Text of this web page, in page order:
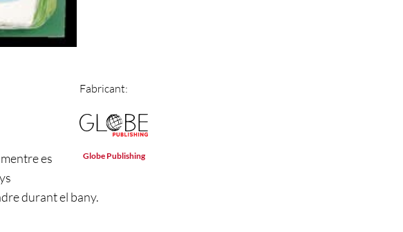
Fabricant:
Globe Publishing
es
durant el bany.